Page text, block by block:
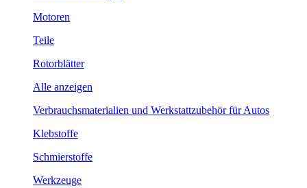
Motoren
Teile
Rotorblätter
Alle anzeigen
Verbrauchsmaterialien und Werkstattzubehör für Autos
Klebstoffe
Schmierstoffe
Werkzeuge